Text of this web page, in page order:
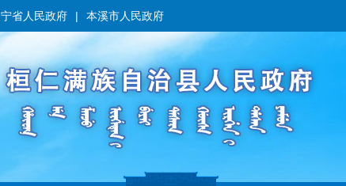
省人民政府 | 本溪市人民政府